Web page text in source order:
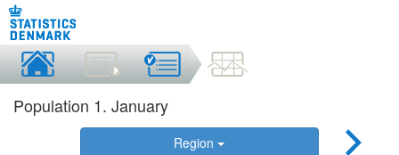
Population 1. January
Region